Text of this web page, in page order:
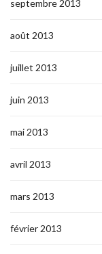
septembre 2013
août 2013
juillet 2013
juin 2013
mai 2013
avril 2013
mars 2013
février 2013